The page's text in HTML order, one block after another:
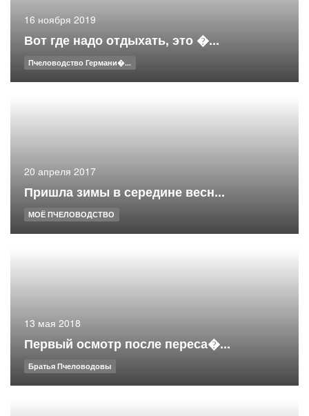
16 ноября 2019
Вот где надо отдыхать, это �...
Пчеловодство Германи�...
20 апреля 2017
Пришла зимы в середине весн...
МОЁ ПЧЕЛОВОДСТВО
13 мая 2018
Первый осмотр после переса�...
Братья Пчеловодовы